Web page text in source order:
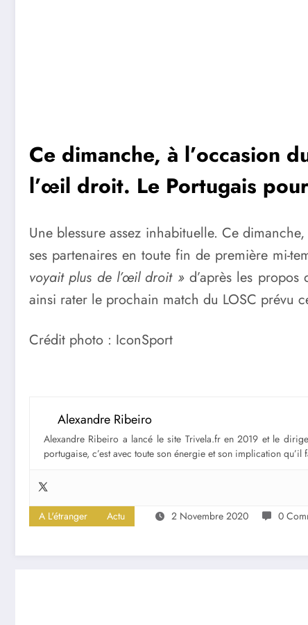
Ce dimanche, à l’occasion
l’œil droit. Le Portugais
Une blessure assez inhabituelle. Ce
ses partenaires en toute fin de première mi-
voyait plus de l’œil droit »d’après les propos
ainsi rater le prochain match du LOSC prévu
Crédit photo : IconSport
Alexandre Ribeiro
Alexandre Ribeiro a lancé le site Trivela.fr en 2019 et le
portugaise, c’est avec toute son énergie et son implication
A L'étranger Actu 2 Novembre 2020 0